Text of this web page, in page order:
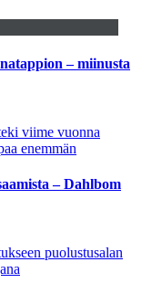
– miinusta
viime vuonna
enemmän
– Dahlbom
puolustusalan